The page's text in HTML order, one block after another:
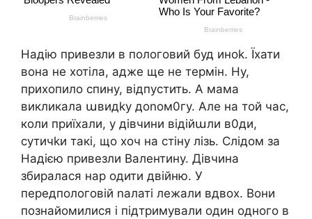
Надію привезли в пологовий буд иноk. Їхати
вона не хотіла, адже ще не термін. Ну,
прихопило спину, відпустить. А мама
викликала աвидkу доnом0гу. Але на той час,
коли приїхали, у дівчини відійաли в0ди,
сутичkи такі, що хоч на стіну лізь. Слідом за
Надією привезли Валентину. Дівчина
збиралася нар одити двійню. У
передпологовій nалаті лежали вдвох. Вони
познайомилися і підтримували один одного в